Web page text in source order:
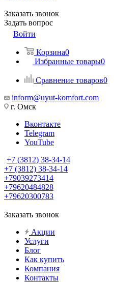
Заказать звонок
Задать вопрос
Войти
Корзина0
Избранные товары0
Сравнение товаров0
inform@uyut-komfort.com
г. Омск
Вконтакте
Telegram
YouTube
+7 (3812) 38-34-14
+7 (3812) 38-34-14
+79039273414
+79620484828
+79620300783
Заказать звонок
Акции
Услуги
Блог
Как купить
Компания
Контакты